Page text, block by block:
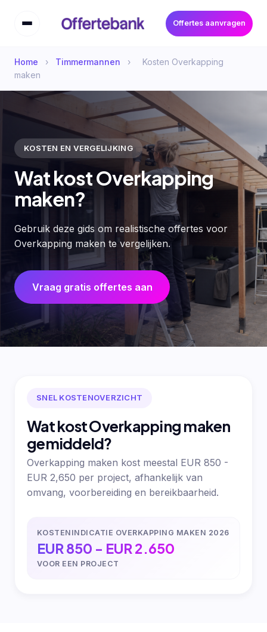
Offertes aanvragen
Home › Timmermannen ›
Kosten Overkapping
maken
KOSTEN EN VERGELIJKING
Wat kost Overkapping
maken?
Gebruik deze gids om realistische offertes voor
Overkapping maken te vergelijken.
Vraag gratis offertes aan
SNEL KOSTENOVERZICHT
Wat kost Overkapping maken
gemiddeld?
Overkapping maken kost meestal EUR 850 -
EUR 2,650 per project, afhankelijk van
omvang, voorbereiding en bereikbaarheid.
KOSTENINDICATIE OVERKAPPING MAKEN 2026
EUR 850 - EUR 2.650
VOOR EEN PROJECT